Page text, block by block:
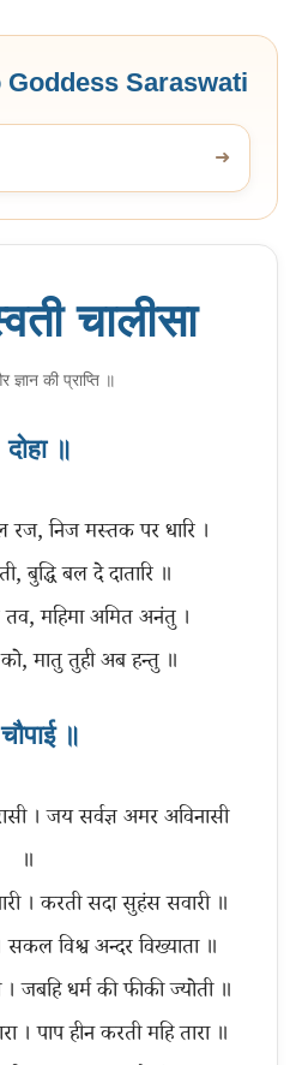
Saraswati
➜
चालीसा
ज्ञान की प्राप्ति ॥
दोहा ॥
निज मस्तक पर धारि ।
बुद्धि बल दे दातारि ॥
महिमा अमित अनंतु ।
॥
। जय सर्वज्ञ अमर अविनासी
॥
। करती सदा सुहंस सवारी ॥
सकल विश्व अन्दर विख्याता ॥
जबहि धर्म की फीकी ज्योती ॥
। पाप हीन करती महि तारा ॥